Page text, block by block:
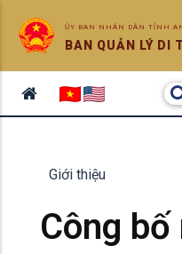
ỦY BAN NHÂN DÂN TỈNH
BAN QUẢN LÝ DI
Giới thiệu
Công